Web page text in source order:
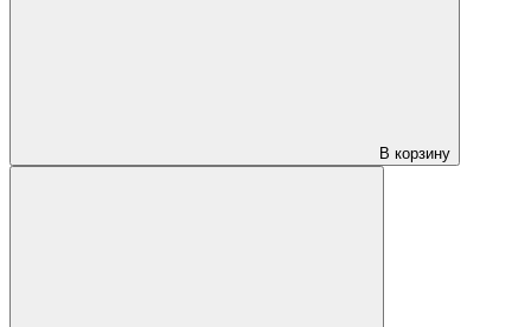
В корзину